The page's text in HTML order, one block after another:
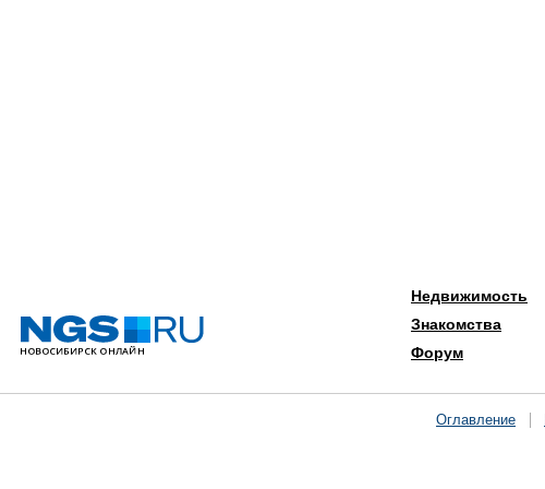
Недвижимость
Знакомства
Форум
Оглавление